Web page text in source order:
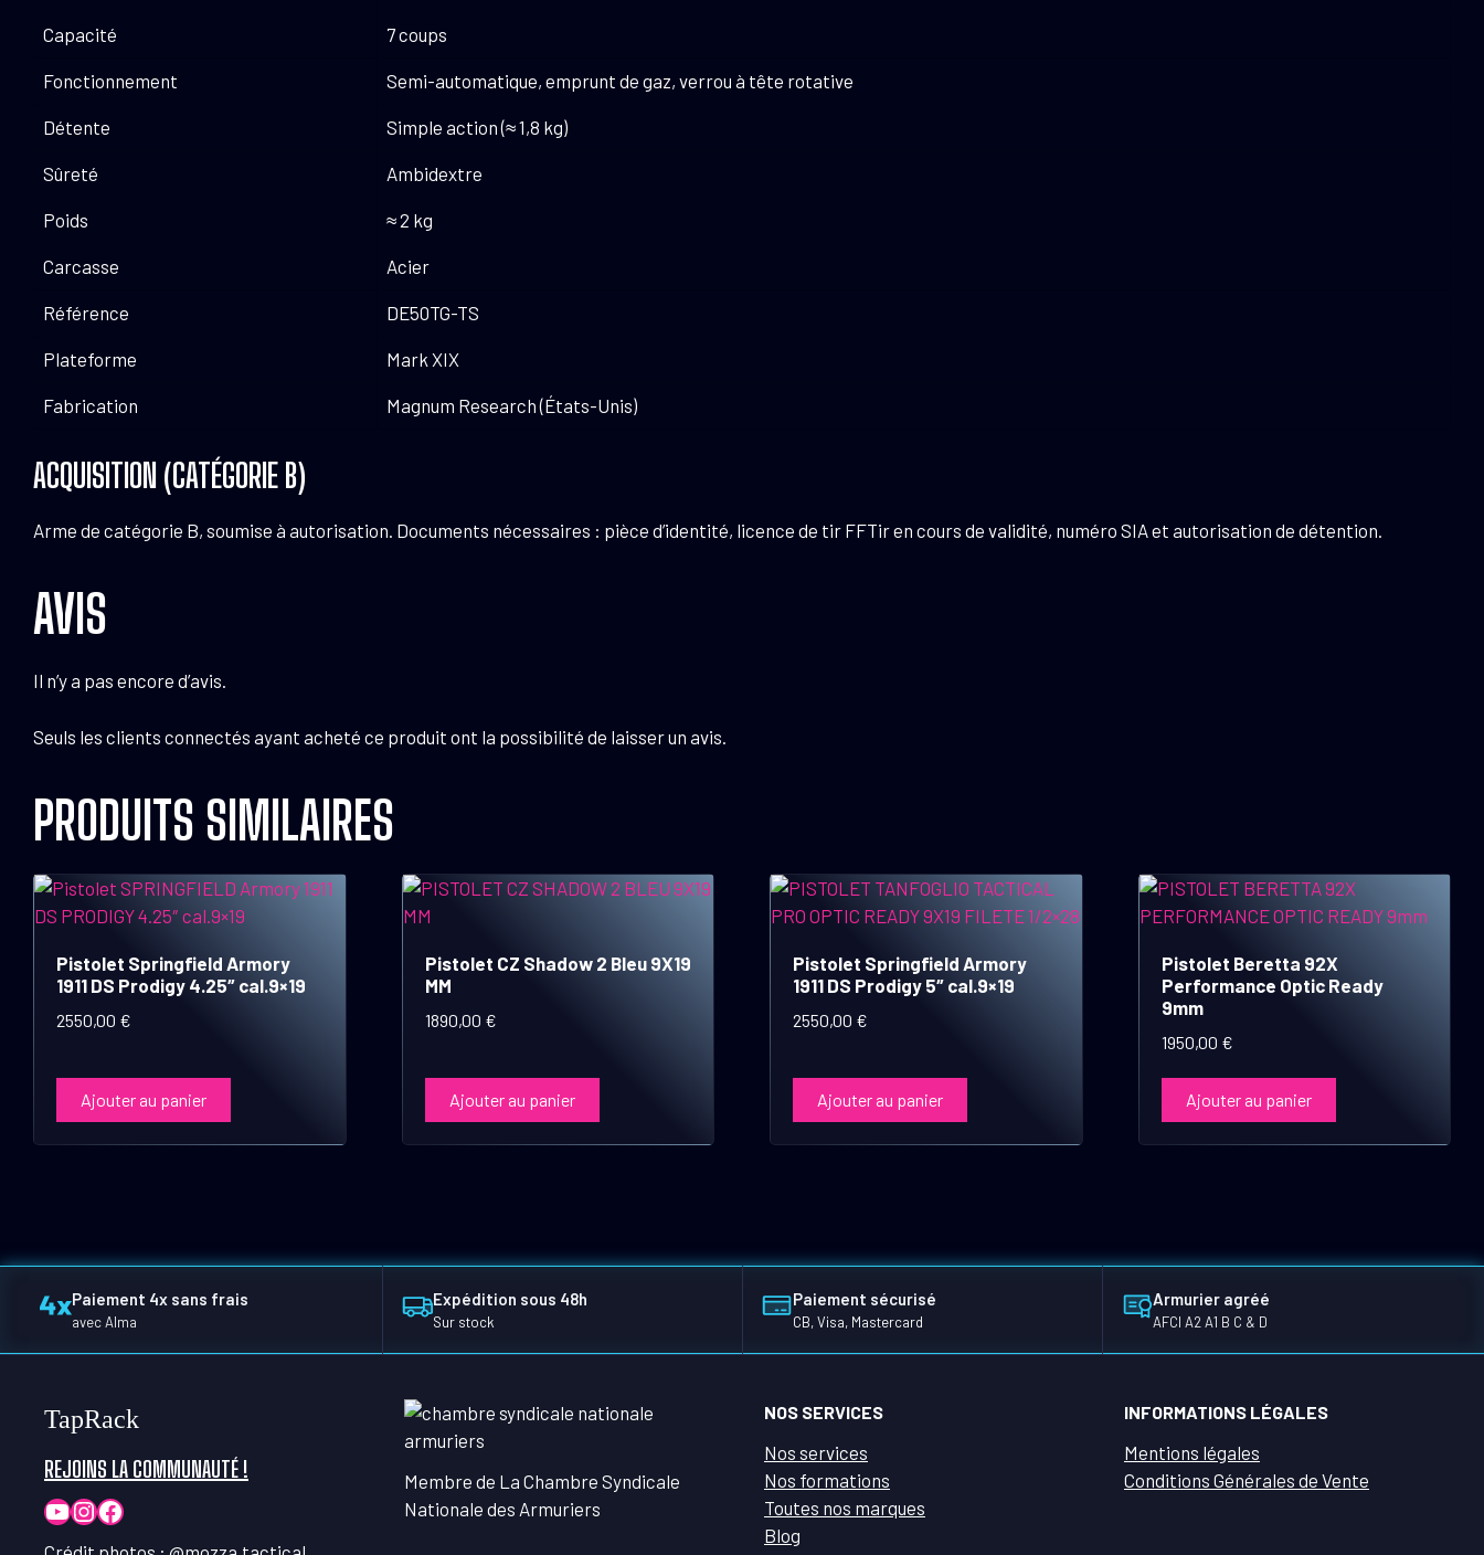
Capacité 7 coups
Fonctionnement Semi-automatique, emprunt de gaz, verrou à tête rotative
Détente Simple action (≈ 1,8 kg)
Sûreté Ambidextre
Poids ≈ 2 kg
Carcasse Acier
Référence DE50TG-TS
Plateforme Mark XIX
Fabrication Magnum Research (États-Unis)
ACQUISITION (CATÉGORIE B)
Arme de catégorie B, soumise à autorisation. Documents nécessaires : pièce d’identité, licence de tir FFTir en cours de validité, numéro SIA et autorisation de détention.
AVIS
Il n’y a pas encore d’avis.
Seuls les clients connectés ayant acheté ce produit ont la possibilité de laisser un avis.
PRODUITS SIMILAIRES
Pistolet Springfield Armory
1911 DS Prodigy 4.25″ cal.9×19
2550,00 €
Ajouter au panier
Pistolet CZ Shadow 2 Bleu 9X19
MM
1890,00 €
Ajouter au panier
Pistolet Springfield Armory
1911 DS Prodigy 5″ cal.9×19
2550,00 €
Ajouter au panier
Pistolet Beretta 92X
Performance Optic Ready
9mm
1950,00 €
Ajouter au panier
Paiement 4x sans frais
avec Alma
Expédition sous 48h
Sur stock
Paiement sécurisé
CB, Visa, Mastercard
Armurier agréé
AFCI A2 A1 B C & D
TapRack
REJOINS LA COMMUNAUTÉ !
YouTube
Instagram
Facebook
Membre de La Chambre Syndicale
Nationale des Armuriers
NOS SERVICES
Nos services
Nos formations
Toutes nos marques
Blog
INFORMATIONS LÉGALES
Mentions légales
Conditions Générales de Vente